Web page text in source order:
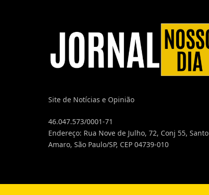
Site de Notícias e Opinião
46.047.573/0001-71
Endereço: Rua Nove de Julho, 72, Conj 55, Santo
Amaro, São Paulo/SP, CEP 04739-010